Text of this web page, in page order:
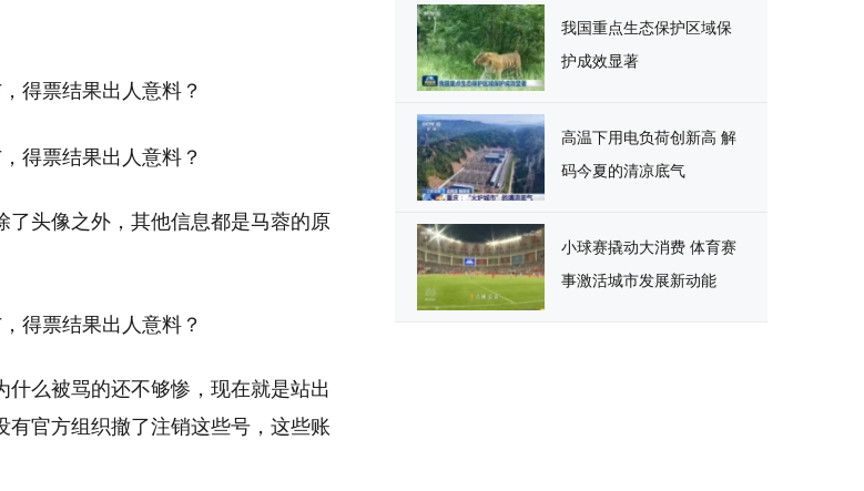
头像之外，其他信息都是马蓉的原
么被骂的还不够惨，现在就是站出
官方组织撤了注销这些号，这些账
我国重点生态保护区域保
护成效显著
高温下用电负荷创新高 解
码今夏的清凉底气
小球赛撬动大消费 体育赛
事激活城市发展新动能